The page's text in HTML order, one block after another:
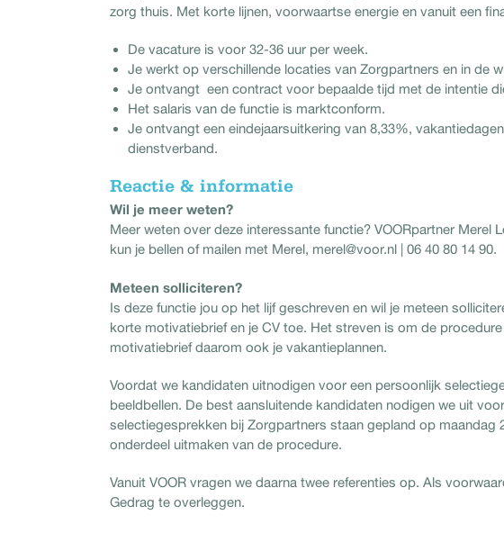
zorg thuis. Met korte lijnen, voorwaartse energie en vanuit een
De vacature is voor 32-36 uur per week.
Je werkt op verschillende locaties van Zorgpartners en in de
Je ontvangt een contract voor bepaalde tijd met de intentie
Het salaris van de functie is marktconform.
Je ontvangt een eindejaarsuitkering van 8,33%,
dienstverband.
Reactie & informatie
Wil je meer weten?
Meer weten over deze interessante functie? VOORpartner Merel
kun je bellen of mailen met Merel, merel@voor.nl | 06 40 80 14 90.
Meteen solliciteren?
Is deze functie jou op het lijf geschreven en wil je meteen
korte motivatiebrief en je CV toe. Het streven is om de
motivatiebrief daarom ook je vakantieplannen.
Voordat we kandidaten uitnodigen voor een persoonlijk
beeldbellen. De best aansluitende kandidaten nodigen we uit
selectiegesprekken bij Zorgpartners staan gepland op maandag
onderdeel uitmaken van de procedure.
Vanuit VOOR vragen we daarna twee referenties op. Als
Gedrag te overleggen.